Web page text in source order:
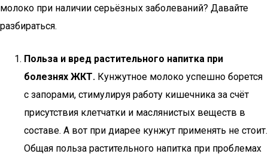
молоко при наличии серьёзных заболеваний? Давайте
разбираться.
Польза и вред растительного напитка при
болезнях ЖКТ. Кунжутное молоко успешно борется
с запорами, стимулируя работу кишечника за счёт
присутствия клетчатки и маслянистых веществ в
составе. А вот при диарее кунжут применять не стоит.
Общая польза растительного напитка при проблемах